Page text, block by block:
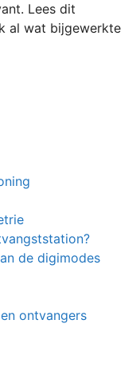
Lees dit
al wat bijgewerkte
de digimodes
ontvangers